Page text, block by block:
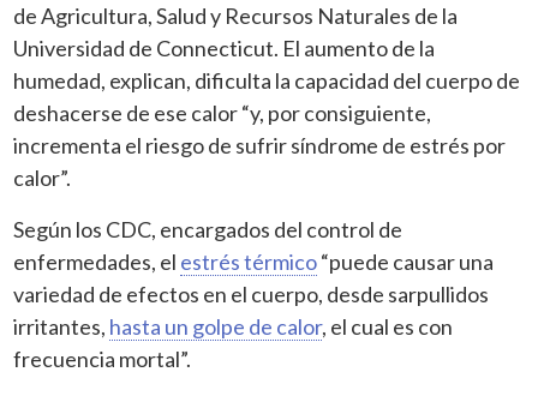
de Agricultura, Salud y Recursos Naturales de la
Universidad de Connecticut. El aumento de la
humedad, explican, dificulta la capacidad del cuerpo de
deshacerse de ese calor “y, por consiguiente,
incrementa el riesgo de sufrir síndrome de estrés por
calor”.
Según los CDC, encargados del control de
enfermedades, el estrés térmico“puede causar una
variedad de efectos en el cuerpo, desde sarpullidos
irritantes, hasta un golpe de calor, el cual es con
frecuencia mortal”.